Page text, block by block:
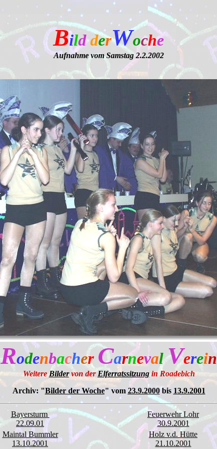
BildderWoche
Aufnahme vom Samstag 2.2.2002
Rodenbacher CarnevalVerein
Weitere Bildervon der Elferratssitzungin Roadebich
Archiv: "Bilder der Woche" vom 23.9.2000bis 13.9.2001
Bayersturm
22.09.01
Feuerwehr Lohr
30.9.2001
Maintal Bummler
13.10.2001
Holz v.d. Hütte
21.10.2001